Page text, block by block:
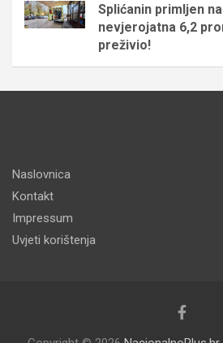
Splićanin primljen
nevjerojatna 6,2
preživio!
Naslovnica
Kontakt
Impressum
Uvjeti korištenja